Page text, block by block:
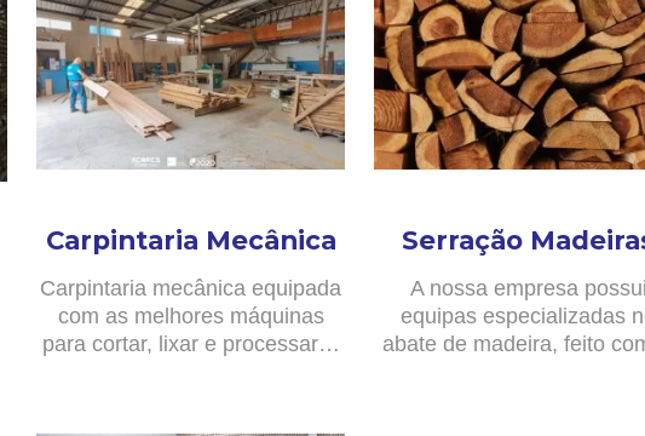
Carpintaria Mecânica
Carpintaria mecânica equipada
com as melhores máquinas
para cortar, lixar e processar…
Serração
A nossa empresa
equipas especializadas
abate de madeira, feito